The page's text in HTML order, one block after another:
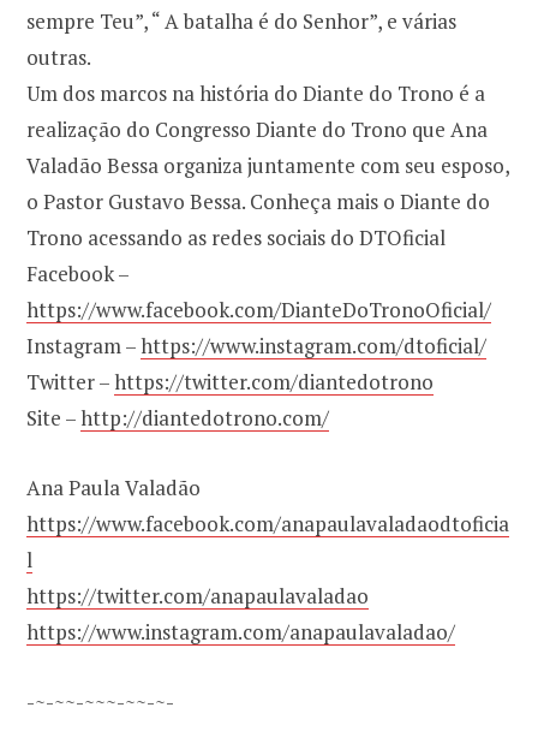
sempre Teu”, “ A batalha é do Senhor”, e várias
outras.
Um dos marcos na história do Diante do Trono é a
realização do Congresso Diante do Trono que Ana
Valadão Bessa organiza juntamente com seu esposo,
o Pastor Gustavo Bessa. Conheça mais o Diante do
Trono acessando as redes sociais do DTOficial
Facebook –
https://www.facebook.com/DianteDoTronoOficial/
Instagram –https://www.instagram.com/dtoficial/
Twitter –https://twitter.com/diantedotrono
Site –http://diantedotrono.com/
Ana Paula Valadão
https://www.facebook.com/anapaulavaladaodtoficia
l
https://twitter.com/anapaulavaladao
https://www.instagram.com/anapaulavaladao/
-~-~~-~~~-~~-~-